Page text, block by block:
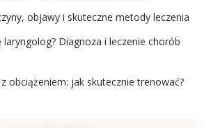
objawy i skuteczne metody leczenia
Diagnoza i leczenie chorób
obciążeniem: jak skutecznie trenować?